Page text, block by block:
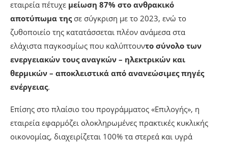
εταιρεία πέτυχε μείωση 87% στο ανθρακικό
αποτύπωμα τηςσε σύγκριση με το 2023, ενώ το
ζυθοποιείο της κατατάσσεται πλέον ανάμεσα στα
ελάχιστα παγκοσμίως που καλύπτουντο σύνολο των
ενεργειακών τους αναγκών – ηλεκτρικών και
θερμικών – αποκλειστικά από ανανεώσιμες πηγές
ενέργειας.
Επίσης στο πλαίσιο του προγράμματος «Επιλογής», η
εταιρεία εφαρμόζει ολοκληρωμένες πρακτικές κυκλικής
οικονομίας, διαχειρίζεται 100% τα στερεά και υγρά